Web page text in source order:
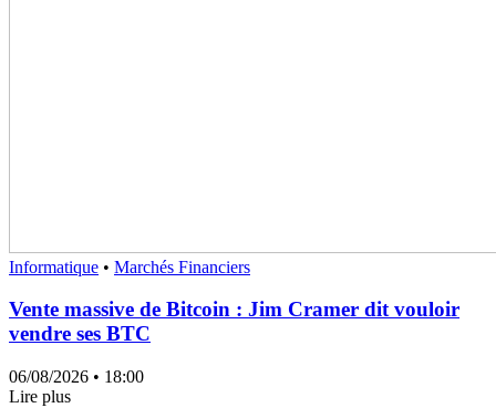
Informatique • Marchés Financiers
Vente massive de Bitcoin : Jim Cramer dit vouloir
vendre ses BTC
06/08/2026 • 18:00
Lire plus